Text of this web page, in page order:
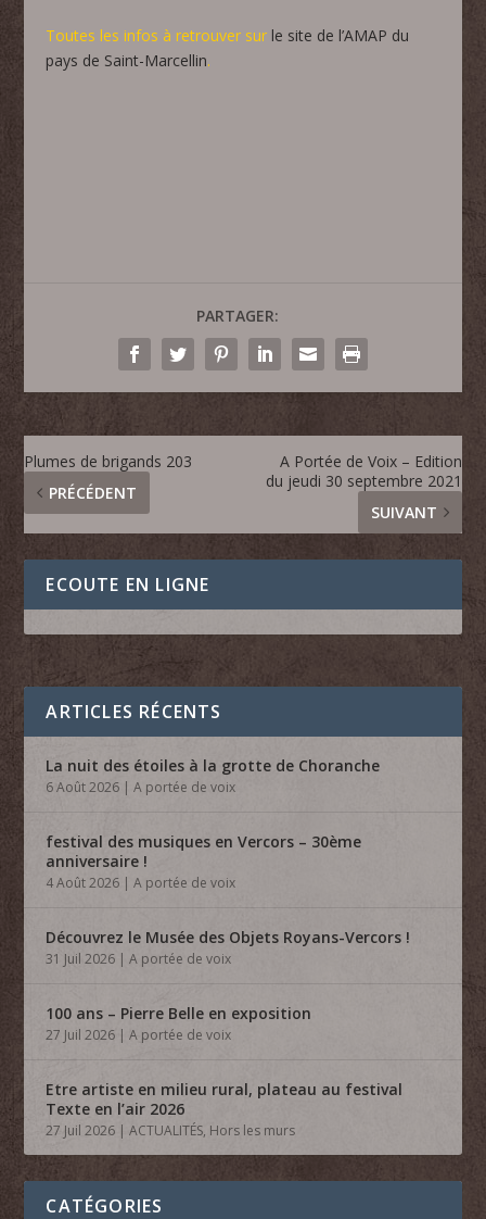
Toutes les infos à retrouver sur le site de l’AMAP du
pays de Saint-Marcellin.
PARTAGER:
Plumes de brigands 203
PRÉCÉDENT
A Portée de Voix – Edition
du jeudi 30 septembre 2021
SUIVANT
ECOUTE EN LIGNE
ARTICLES RÉCENTS
La nuit des étoiles à la grotte de Choranche
6 Août 2026 |A portée de voix
festival des musiques en Vercors – 30ème
anniversaire !
4 Août 2026 |A portée de voix
Découvrez le Musée des Objets Royans-Vercors !
31 Juil 2026 |A portée de voix
100 ans – Pierre Belle en exposition
27 Juil 2026 |A portée de voix
Etre artiste en milieu rural, plateau au festival
Texte en l’air 2026
27 Juil 2026 |ACTUALITÉS, Hors les murs
CATÉGORIES